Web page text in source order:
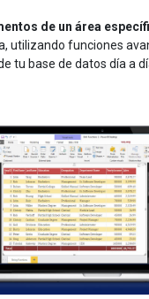
de un área
utilizando funciones
tu base de datos día a